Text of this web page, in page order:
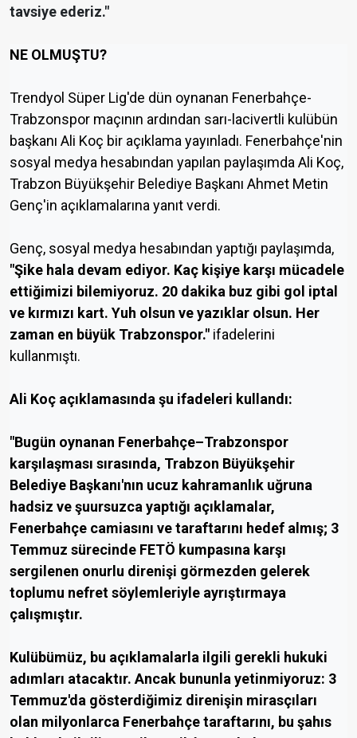
tavsiye ederiz."
NE OLMUŞTU?
Trendyol Süper Lig'de dün oynanan Fenerbahçe-
Trabzonspor maçının ardından sarı-lacivertli kulübün
başkanı Ali Koç bir açıklama yayınladı. Fenerbahçe'nin
sosyal medya hesabından yapılan paylaşımda Ali Koç,
Trabzon Büyükşehir Belediye Başkanı Ahmet Metin
Genç'in açıklamalarına yanıt verdi.
Genç, sosyal medya hesabından yaptığı paylaşımda,
"Şike hala devam ediyor. Kaç kişiye karşı mücadele
ettiğimizi bilemiyoruz. 20 dakika buz gibi gol iptal
ve kırmızı kart. Yuh olsun ve yazıklar olsun. Her
zaman en büyük Trabzonspor." ifadelerini
kullanmıştı.
Ali Koç açıklamasında şu ifadeleri kullandı:
"Bugün oynanan Fenerbahçe–Trabzonspor
karşılaşması sırasında, Trabzon Büyükşehir
Belediye Başkanı'nın ucuz kahramanlık uğruna
hadsiz ve şuursuzca yaptığı açıklamalar,
Fenerbahçe camiasını ve taraftarını hedef almış; 3
Temmuz sürecinde FETÖ kumpasına karşı
sergilenen onurlu direnişi görmezden gelerek
toplumu nefret söylemleriyle ayrıştırmaya
çalışmıştır.
Kulübümüz, bu açıklamalarla ilgili gerekli hukuki
adımları atacaktır. Ancak bununla yetinmiyoruz: 3
Temmuz'da gösterdiğimiz direnişin mirasçıları
olan milyonlarca Fenerbahçe taraftarını, bu şahıs